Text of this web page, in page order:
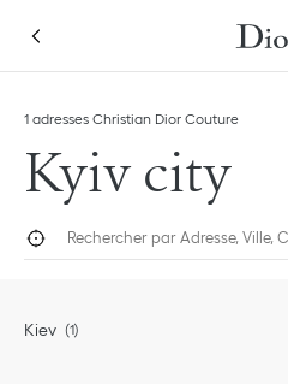
1 adresses Christian Dior Couture
Kyiv city
Géolocaliser
Kiev